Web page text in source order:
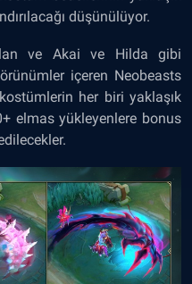
düşünülüyor.
ve Akai ve Hilda gibi
içeren Neobeasts
her biri yaklaşık
elmas yükleyenlere bonus